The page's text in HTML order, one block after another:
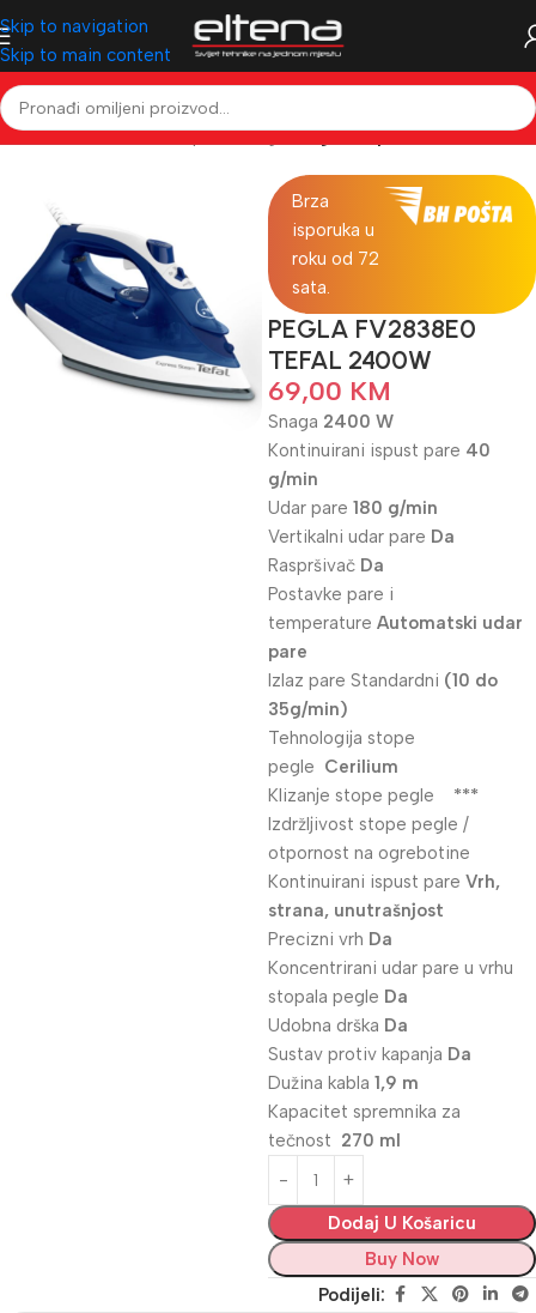
Skip to navigation
Skip to main content
Početna Mali kućanski aparati Pegle Pegle na paru
Brza
isporuka u
roku od 72
sata.
PEGLA FV2838E0
TEFAL 2400W
69,00 KM
Snaga 2400 W
Kontinuirani ispust pare 40
g/min
Udar pare 180 g/min
Vertikalni udar pare Da
Raspršivač Da
Postavke pare i
temperature Automatski udar
pare
Izlaz pare Standardni (10 do
35g/min)
Tehnologija stope
pegle Cerilium
Klizanje stope pegle ***
Izdržljivost stope pegle /
otpornost na ogrebotine
Kontinuirani ispust pare Vrh,
strana, unutrašnjost
Precizni vrh Da
Koncentrirani udar pare u vrhu
stopala pegle Da
Udobna drška Da
Sustav protiv kapanja Da
Dužina kabla 1,9 m
Kapacitet spremnika za
tečnost 270 ml
Dodaj U Košaricu
Buy Now
Podijeli: